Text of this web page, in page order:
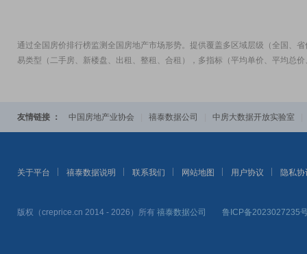
通过全国房价排行榜监测全国房地产市场形势。提供覆盖多区域层级（全国、
易类型（二手房、新楼盘、出租、整租、合租），多指标（平均单价、平均总
友情链接 ： 中国房地产业协会 禧泰数据公司 中房大数据开放实验室
关于平台 禧泰数据说明 联系我们 网站地图 用户协议 隐私协
版权（creprice.cn 2014 - 2026）所有 禧泰数据公司 鲁ICP备2023027235